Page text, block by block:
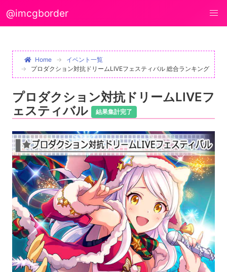
@imcgborder
Home
イベント一覧
プロダクション対抗ドリームLIVEフェスティバル 総合ランキング
プロダクション対抗ドリームLIVEフ
ェスティバル
結果集計完了